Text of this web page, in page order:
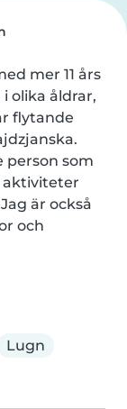
mer 11 års
olika åldrar,
flytande
person som
aktiviteter
är också
och
Lugn